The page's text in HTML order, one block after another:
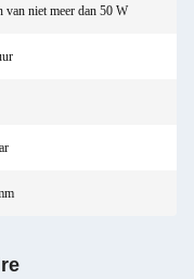
van niet meer dan 50 W